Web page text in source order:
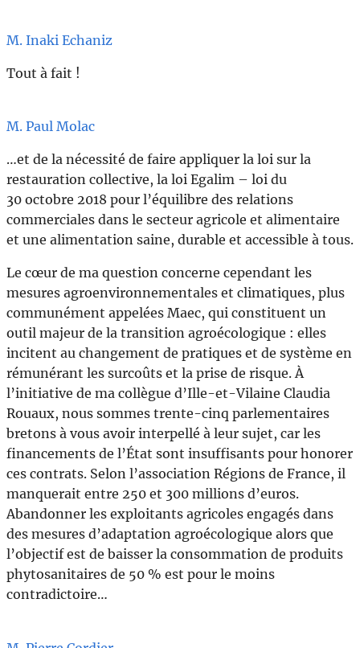
M. Inaki Echaniz
Tout à fait !
M. Paul Molac
…et de la nécessité de faire appliquer la loi sur la
restauration collective, la loi Egalim – loi du
30 octobre 2018 pour l’équilibre des relations
commerciales dans le secteur agricole et alimentaire
et une alimentation saine, durable et accessible à tous.
Le cœur de ma question concerne cependant les
mesures agroenvironnementales et climatiques, plus
communément appelées Maec, qui constituent un
outil majeur de la transition agroécologique : elles
incitent au changement de pratiques et de système en
rémunérant les surcoûts et la prise de risque. À
l’initiative de ma collègue d’Ille-et-Vilaine Claudia
Rouaux, nous sommes trente-cinq parlementaires
bretons à vous avoir interpellé à leur sujet, car les
financements de l’État sont insuffisants pour honorer
ces contrats. Selon l’association Régions de France, il
manquerait entre 250 et 300 millions d’euros.
Abandonner les exploitants agricoles engagés dans
des mesures d’adaptation agroécologique alors que
l’objectif est de baisser la consommation de produits
phytosanitaires de 50 % est pour le moins
contradictoire…